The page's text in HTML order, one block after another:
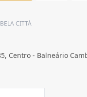
BELA CITTÀ
Centro - Balneário